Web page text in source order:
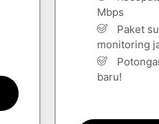
Mbps
Paket
monitoring
baru!